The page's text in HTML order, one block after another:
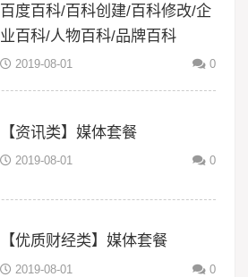
百度百科/百科创建/百科修改/企
业百科/人物百科/品牌百科
2019-08-01 0
【资讯类】媒体套餐
2019-08-01 0
【优质财经类】媒体套餐
2019-08-01 0